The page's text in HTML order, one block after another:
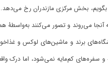
بخش مرکزی مازندران رخ
به آنجا می‌‌روند و تصور می‌کنند
برند و ماشین‌‌های لوکس و
و سفره‌‌های کم‌‌مایه نمی‌شود، اما